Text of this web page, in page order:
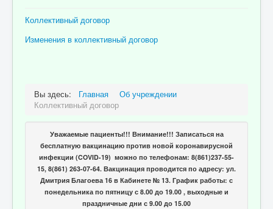
Женская консультация
Бессмертный полк
Коллективный договор
Изменения в коллективный договор
Вы здесь: Главная
Об учреждении
Коллективный договор
Уважаемые пациенты!!! Внимание!!! Записаться на
бесплатную вакцинацию против новой коронавирусной
инфекции (COVID-19) можно по телефонам: 8(861)237-55-
15, 8(861) 263-07-64. Вакцинация проводится по адресу: ул.
Дмитрия Благоева 16 в Кабинете № 13. График работы: с
понедельника по пятницу с 8.00 до 19.00 , выходные и
праздничные дни с 9.00 до 15.00